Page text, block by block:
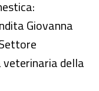
Giovanna
veterinaria della